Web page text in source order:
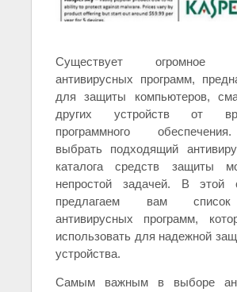
Существует огромное
антивирусных программ,
для защиты компьютеров,
других устройств от
программного
выбрать подходящий
каталога средств защиты
непростой задачей. В этой
предлагаем вам
антивирусных программ,
использовать для надежной
устройства.
Самым важным в выборе